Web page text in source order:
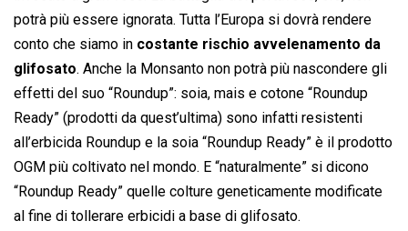
potrà più essere ignorata. Tutta l’Europa si dovrà rendere
conto che siamo in costante rischio avvelenamento da
glifosato. Anche la Monsanto non potrà più nascondere gli
effetti del suo “Roundup”: soia, mais e cotone “Roundup
Ready” (prodotti da quest’ultima) sono infatti resistenti
all’erbicida Roundup e la soia “Roundup Ready” è il prodotto
OGM più coltivato nel mondo. E “naturalmente” si dicono
“Roundup Ready” quelle colture geneticamente modificate
al fine di tollerare erbicidi a base di glifosato.